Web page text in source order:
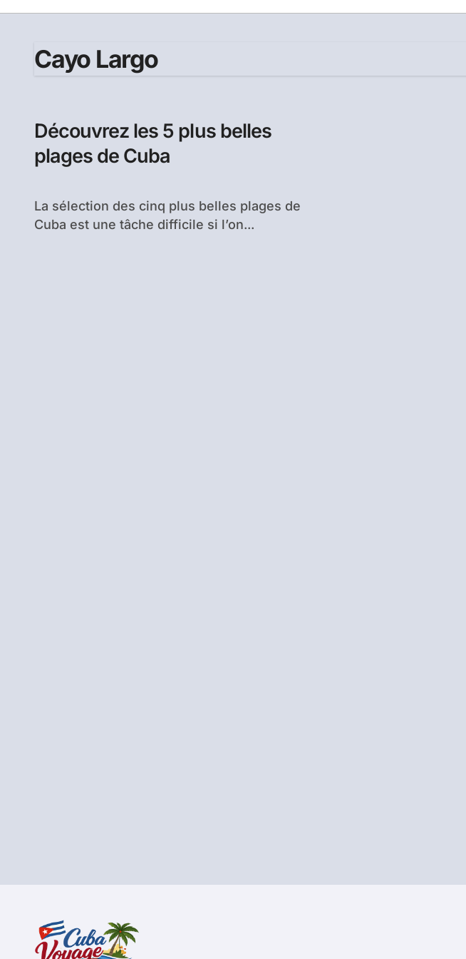
Cayo Largo
Découvrez les 5 plus belles
plages de Cuba
La sélection des cinq plus belles plages de
Cuba est une tâche difficile si l’on...